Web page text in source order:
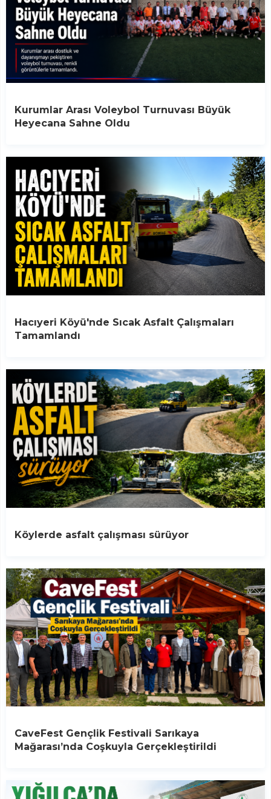
Kurumlar Arası Voleybol Turnuvası Büyük
Heyecana Sahne Oldu
Hacıyeri Köyü'nde Sıcak Asfalt Çalışmaları
Tamamlandı
Köylerde asfalt çalışması sürüyor
CaveFest Gençlik Festivali Sarıkaya
Mağarası’nda Coşkuyla Gerçekleştirildi